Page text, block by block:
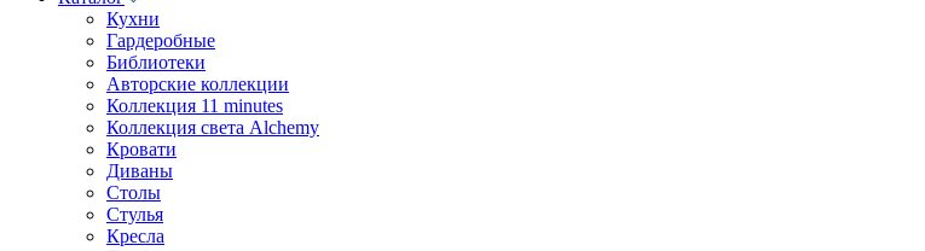
Кухни
Гардеробные
Библиотеки
Авторские коллекции
Коллекция 11 minutes
Коллекция света Alchemy
Кровати
Диваны
Столы
Стулья
Кресла